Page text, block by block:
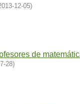
12-05)
de
28)